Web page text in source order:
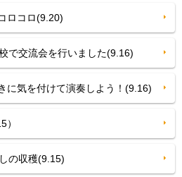
コロ(9.20)
で交流会を行いました(9.16)
気を付けて演奏しよう！(9.16)
の収穫(9.15)